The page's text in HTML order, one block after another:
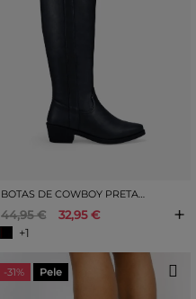
BOTAS DE COWBOY PRETAS COM ZÍPER
44,95 €
32,95 €
+1
+
-31% Pele